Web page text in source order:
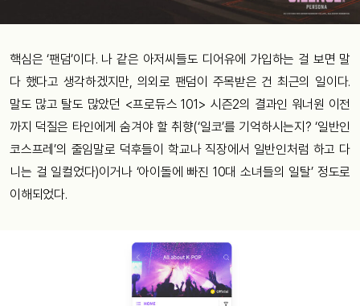
핵심은 ‘팬덤’이다. 나 같은 아저씨들도 디어유에 가입하는 걸 보면 말
다 했다고 생각하겠지만, 의외로 팬덤이 주목받은 건 최근의 일이다.
말도 많고 탈도 많았던 <프로듀스 101> 시즌2의 결과인 워너원 이전
까지 덕질은 타인에게 숨겨야 할 취향(‘일코’를 기억하시는지? ‘일반인
코스프레’의 줄임말로 덕후들이 학교나 직장에서 일반인처럼 하고 다
니는 걸 일컬었다)이거나 ‘아이돌에 빠진 10대 소녀들의 일탈’ 정도로
이해되었다.